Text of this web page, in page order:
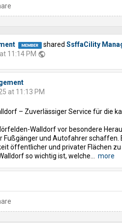
shared SsffaCility
11:14 PM public
at 11:13 PM
– Zuverlässiger Service für die
Walldorf vor besondere
Fußgänger und Autofahrer
öffentlicher und privater Flächen
so wichtig ist, welche... more